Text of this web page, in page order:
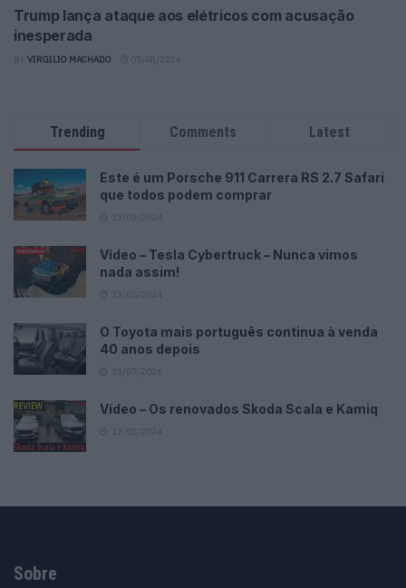
Trump lança ataque aos elétricos com acusação
inesperada
VIRGILIO MACHADO
Trending Comments Latest
Este é um Porsche 911 Carrera RS 2.7 Safari
que todos podem comprar
Vídeo – Tesla Cybertruck – Nunca vimos
nada assim!
O Toyota mais português continua à venda
40 anos depois
Vídeo – Os renovados Skoda Scala e Kamiq
Sobre